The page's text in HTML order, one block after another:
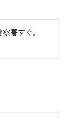
署すぐ。